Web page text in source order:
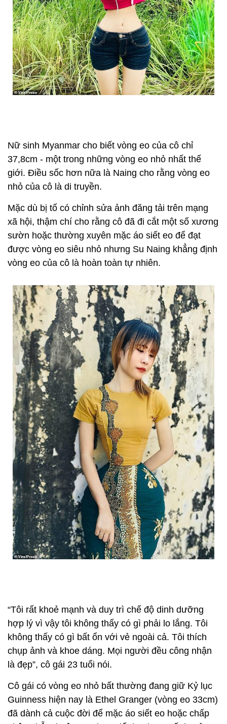
Nữ sinh Myanmar cho biết vòng eo của cô chỉ
37,8cm - một trong những vòng eo nhỏ nhất thế
giới. Điều sốc hơn nữa là Naing cho rằng vòng eo
nhỏ của cô là di truyền.
Mặc dù bị tố có chỉnh sửa ảnh đăng tải trên mạng
xã hội, thậm chí cho rằng cô đã đi cắt một số xương
sườn hoặc thường xuyên mặc áo siết eo để đạt
được vòng eo siêu nhỏ nhưng Su Naing khẳng định
vòng eo của cô là hoàn toàn tự nhiên.
“Tôi rất khoẻ mạnh và duy trì chế độ dinh dưỡng
hợp lý vì vậy tôi không thấy có gì phải lo lắng. Tôi
không thấy có gì bất ổn với vẻ ngoài cả. Tôi thích
chụp ảnh và khoe dáng. Mọi người đều công nhận
là đẹp”, cô gái 23 tuổi nói.
Cô gái có vòng eo nhỏ bất thường đang giữ Kỷ lục
Guinness hiện nay là Ethel Granger (vòng eo 33cm)
đã dành cả cuộc đời để mặc áo siết eo hoặc chấp